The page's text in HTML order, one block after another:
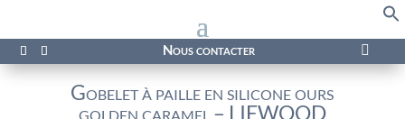
Nous contacter 
Gobelet à paille en silicone ours
golden caramel – LIEWOOD